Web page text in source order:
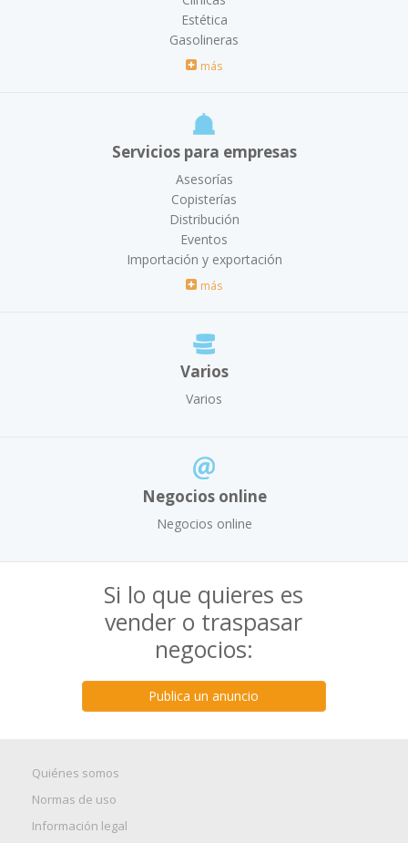
Estética
Gasolineras
más
Servicios para empresas
Asesorías
Copisterías
Distribución
Eventos
Importación y exportación
más
Varios
Varios
Negocios online
Negocios online
Si lo que quieres es
vender o traspasar
negocios:
Publica un anuncio
Quiénes somos
Normas de uso
Información legal